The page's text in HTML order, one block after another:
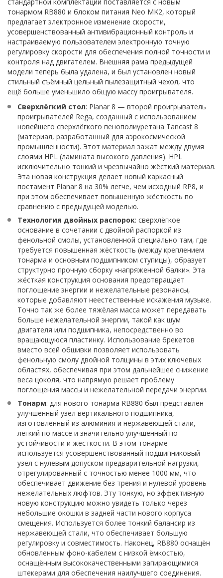
тонармом RB880 и блоком питания Neo MK2, который
предлагает электронное изменение скорости,
усовершенствованный антивибрационный контроль и
настраиваемую пользователем электронную точную
регулировку скорости для обеспечения полной точности и
контроля над двигателем. Внешняя рама предыдущей
модели теперь была удалена, и был установлен новый
стильный съёмный цельный пылезащитный чехол, что
ещё больше уменьшило общую массу проигрывателя.
Сверхлёгкий стол: Planar 8 — второй проигрыватель
проигрывателей Rega, созданный с использованием
новейшего сверхлёгкого пенополиуретана Tancast 8
(материал, разработанный для аэрокосмической
промышленности). Этот материал зажат между двумя
слоями HPL (ламината высокого давления). HPL
исключительно тонкий и чрезвычайно жёсткий материал.
Эта новая конструкция делает новый каркасный
постамент Planar 8 на 30% легче, чем исходный RP8, и
при этом обеспечивает повышенную жёсткость по
сравнению с предыдущей моделью.
Технология двойных распорок: сверхлёгкое
основание в сочетании с двойной распоркой из
фенольной смолы, установленной специально там, где
требуется повышенная жёсткость (между креплением
тонарма и основным подшипником ступицы), образует
структурно прочную сборку «напряженной балки». Эта
жёсткая конструкция основания предотвращает
поглощение энергии и нежелательные резонансы,
которые добавляют неестественные искажения музыке.
Точно так же более тяжёлая масса может передавать
больше нежелательной энергии, такой как шум
двигателя или подшипника, непосредственно во
вращающуюся пластинку. Использование брекетов
вместо всей обшивки позволяет использовать
фенольную смолу двойной толщины в этих ключевых
областях, обеспечивая при этом дальнейшее снижение
веса цоколя, что напрямую решает проблему
поглощения массы и нежелательной передачи энергии.
Тонарм: для нового тонарма RB880 был представлен
улучшенный узел вертикального подшипника,
изготовленный из алюминия и нержавеющей стали,
лёгкий по массе и значительно улучшенный по
устойчивости и жёсткости. В этом тонарме
используется усовершенствованный подшипниковый
узел с нулевым допуском предварительной нагрузки,
отрегулированный с точностью менее 1000 мм, что
обеспечивает движение без трения и нулевой уровень
нежелательных люфтов. Эту тонкую, но эффективную
новую конструкцию можно увидеть только через
небольшие окошки в задней части нового корпуса
смещения. Используется более тонкий балансир из
нержавеющей стали, что обеспечивает большую
регулировку и совместимость. Наконец, RB880 оснащён
обновленным фоно-кабелем с низкой ёмкостью,
оснащённым высококачественными запирающимися
штекерами для обеспечения наилучшего соединения.